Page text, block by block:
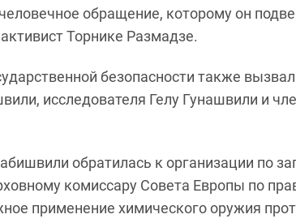
обращение, которому он
Торнике Размадзе.
безопасности также
исследователя Гелу Гунашвили и
обратилась к организации по
комиссару Совета Европы по
применение химического оружия